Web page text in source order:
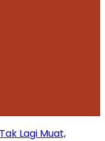
Lagi Muat,